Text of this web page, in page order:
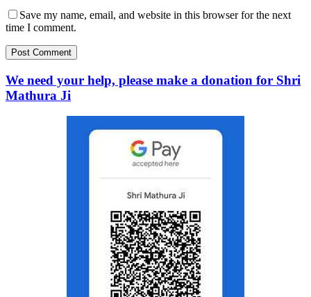
Save my name, email, and website in this browser for the next
time I comment.
We need your help, please make a donation for Shri
Mathura Ji